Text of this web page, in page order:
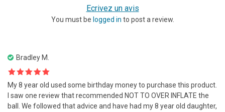
Ecrivez un avis
You must be logged in to post a review.
Bradley M.
Note5sur
5My 8 year old used some birthday money to purchase this product.
I saw one review that recommended NOT TO OVER INFLATE the
ball. We followed that advice and have had my 8 year old daughter,